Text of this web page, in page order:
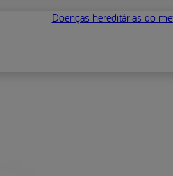
Doenças hereditárias do